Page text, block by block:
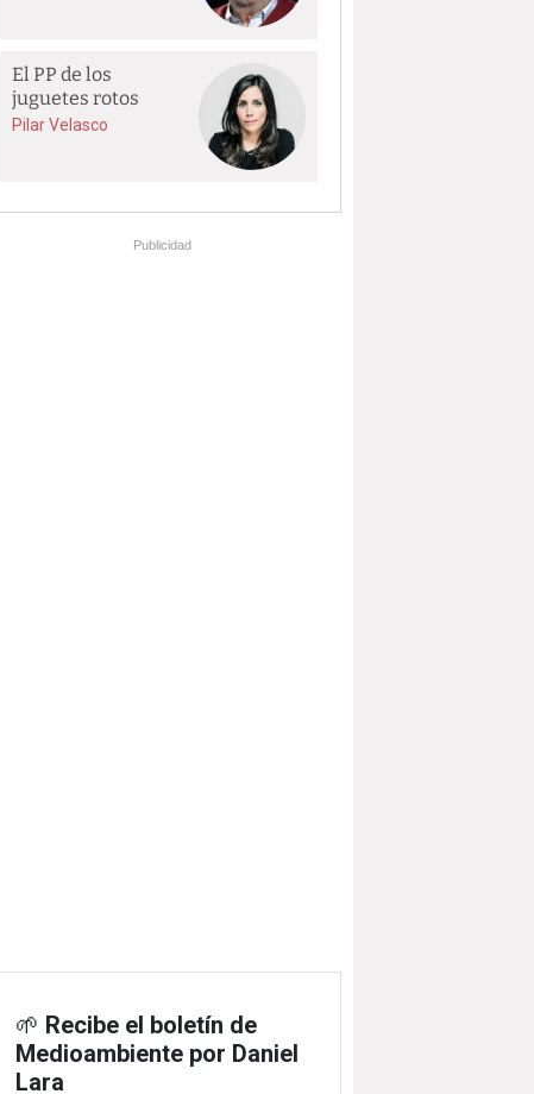
El PP de los
juguetes rotos
Pilar Velasco
Publicidad
🌱 Recibe el boletín de
Medioambiente por Daniel
Lara